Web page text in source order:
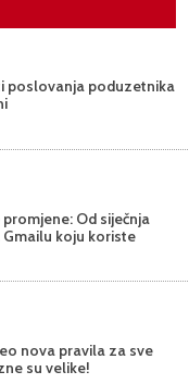
poslovanja poduzetnika
Od siječnja
Gmailu koju koriste
nova pravila za sve
su velike!